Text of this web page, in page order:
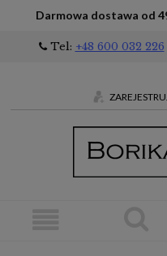
Darmowa dostawa od
Tel: +48 600 032 226